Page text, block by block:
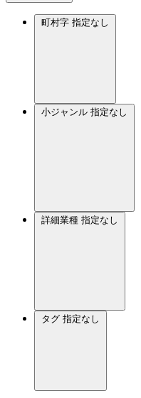
町村字 指定なし
小ジャンル 指定なし
詳細業種 指定なし
タグ 指定なし